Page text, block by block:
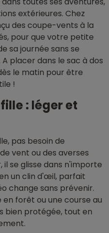
extérieures. Chez
des coupe-vents à la
pour que votre petite
sa journée sans se
placer dans le sac à dos
le matin pour être
!
: léger et
pas besoin de
vent ou des averses
se glisse dans n'importe
un clin d'œil, parfait
change sans prévenir.
forêt ou une course au
bien protégée, tout en